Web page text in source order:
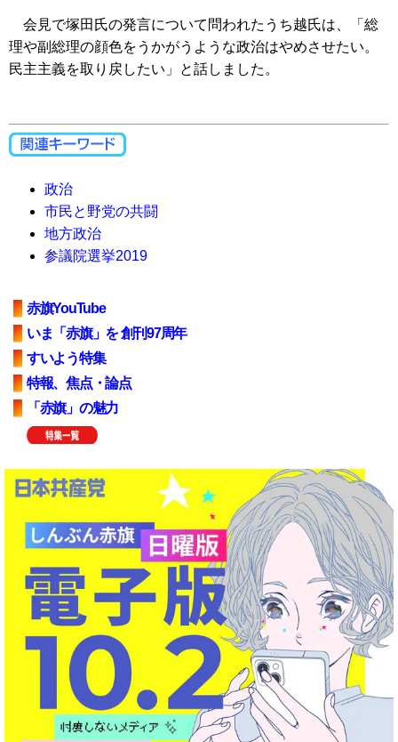
会見で塚田氏の発言について問われたうち越氏は、「総
理や副総理の顔色をうかがうような政治はやめさせたい。
民主主義を取り戻したい」と話しました。
政治
市民と野党の共闘
地方政治
参議院選挙2019
赤旗YouTube
いま「赤旗」を 創刊97周年
すいよう特集
特報、焦点・論点
「赤旗」の魅力